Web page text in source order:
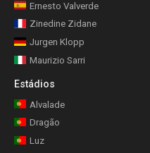
Ernesto Valverde
Zinedine Zidane
Jurgen Klopp
Maurizio Sarri
Estádios
Alvalade
Dragão
Luz